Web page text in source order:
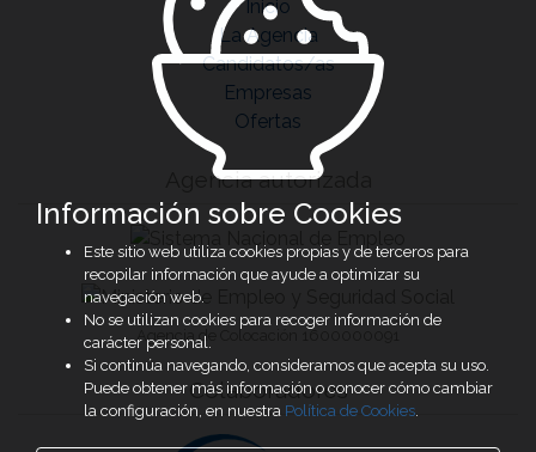
Inicio
La Agencia
Candidatos/as
Empresas
Ofertas
Agencia autorizada
Agencia de Colocación 1600000091
Colaboradores
Información sobre Cookies
Este sitio web utiliza cookies propias y de terceros para
recopilar información que ayude a optimizar su
navegación web.
No se utilizan cookies para recoger información de
carácter personal.
Si continúa navegando, consideramos que acepta su uso.
Puede obtener más información o conocer cómo cambiar
la configuración, en nuestra Política de Cookies.